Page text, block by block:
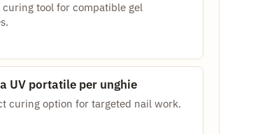
curing tool for compatible gel
UV portatile per unghie
curing option for targeted nail work.